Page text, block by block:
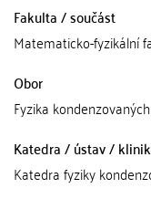
Fakulta / součást
Matematicko-fyzikální
Obor
Fyzika
Katedra / ústav /
Katedra fyziky